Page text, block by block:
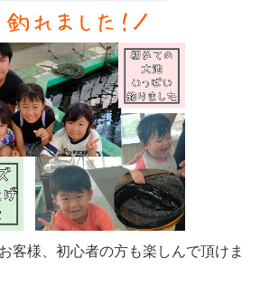
客様、初心者の方も楽しんで頂けま